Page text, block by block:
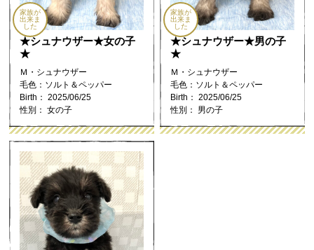
家族が
出来ま
した
★シュナウザー★女の子
★
Ｍ・シュナウザー
毛色：ソルト＆ペッパー
Birth： 2025/06/25
性別： 女の子
家族が
出来ま
した
★シュナウザー★男の子
★
Ｍ・シュナウザー
毛色：ソルト＆ペッパー
Birth： 2025/06/25
性別： 男の子